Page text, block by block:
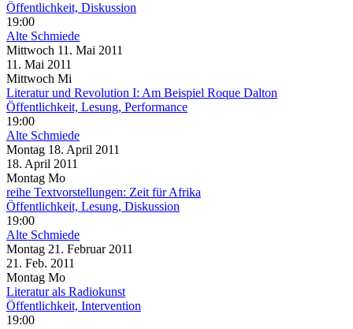
Öffentlichkeit, Diskussion
19:00
Alte Schmiede
Mittwoch 11. Mai 2011
11. Mai 2011
Mittwoch Mi
Literatur und Revolution I: Am Beispiel Roque Dalton
Öffentlichkeit, Lesung, Performance
19:00
Alte Schmiede
Montag 18. April 2011
18. April 2011
Montag Mo
reihe Textvorstellungen: Zeit für Afrika
Öffentlichkeit, Lesung, Diskussion
19:00
Alte Schmiede
Montag 21. Februar 2011
21. Feb. 2011
Montag Mo
Literatur als Radiokunst
Öffentlichkeit, Intervention
19:00